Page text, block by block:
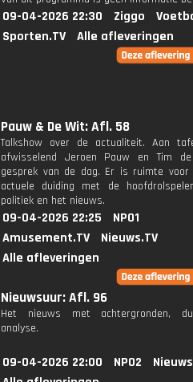
09-04-2026 22:30 Ziggo
Sporten.TV
Alle afleveringen
Pauw & De Wit: Afl. 58
Talkshow over de actualiteit. Aan
afwisselend Jeroen Pauw en Tim
gesprek van de dag. Er is ruimte
actuele duiding met de
politiek en het nieuws.
09-04-2026 22:25
NPO1
Amusement.TV
Nieuws.TV
Alle afleveringen
Nieuwsuur: Afl. 96
Het nieuws met achtergronden,
analyse.
09-04-2026 22:00 NPO2